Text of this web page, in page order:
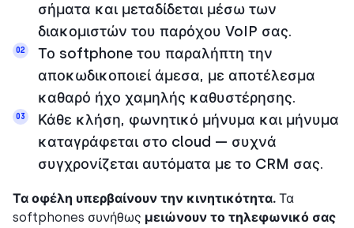
σήματα και μεταδίδεται μέσω των
διακομιστών του παρόχου VoIP σας.
02
Το softphone του παραλήπτη την
αποκωδικοποιεί άμεσα, με αποτέλεσμα
καθαρό ήχο χαμηλής καθυστέρησης.
03
Κάθε κλήση, φωνητικό μήνυμα και μήνυμα
καταγράφεται στο cloud — συχνά
συγχρονίζεται αυτόματα με το CRM σας.
Τα οφέλη υπερβαίνουν την κινητικότητα. Τα
softphones συνήθως μειώνουν το τηλεφωνικό σας